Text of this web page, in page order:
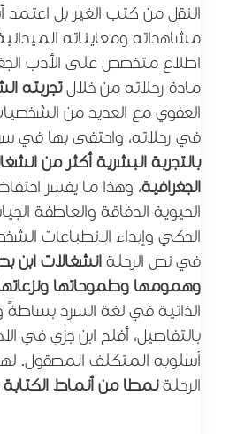
النقل من كتب الغير بل
مشاهداته ومعايناته
اطلاع متخصص على الأدب
مادة رحلاته من خلالتجربته
العفوي مع العديد من
في رحلاته، واحتفى بها في
بالتجربة البشرية أكثر من
الجغرافية، وهذا ما يفسر
الحيوية الدفاقة والعاطفة
الحكي وإبداء الانطباعات
في نص الرحلة انشغالات ابن
وهمومها وطموحاتها
الذاتية في لغة السرد بساطةً
بالتفاصيل، أفلح ابن جزي في
أسلوبه المتكلف المصقول.
الرحلةنمطا من أنماط الكتابة